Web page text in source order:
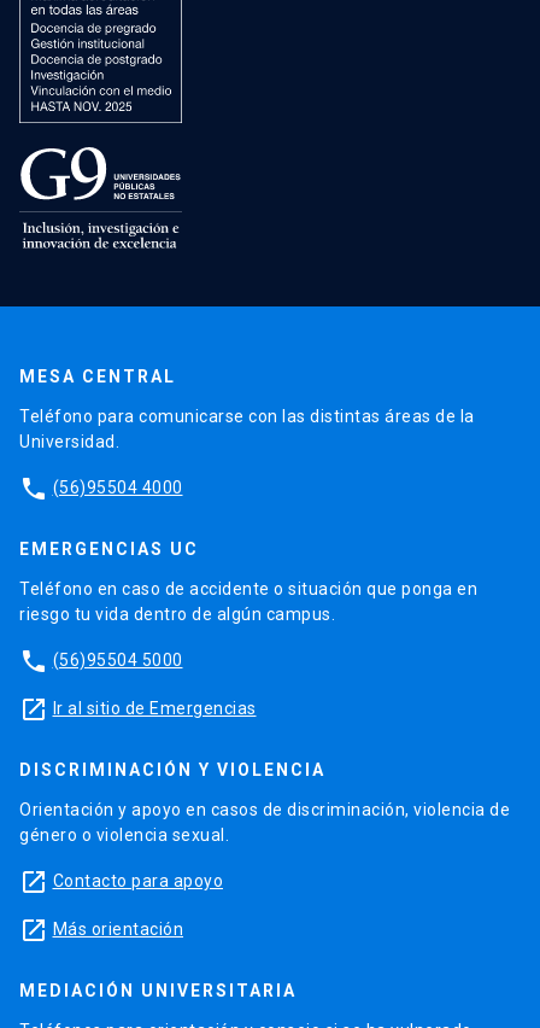
MESA CENTRAL
Teléfono para comunicarse con las distintas áreas de la
Universidad.
phone (56)95504 4000
EMERGENCIAS UC
Teléfono en caso de accidente o situación que ponga en
riesgo tu vida dentro de algún campus.
phone (56)95504 5000
launch Ir al sitio de Emergencias
DISCRIMINACIÓN Y VIOLENCIA
Orientación y apoyo en casos de discriminación, violencia de
género o violencia sexual.
launch Contacto para apoyo
launch Más orientación
MEDIACIÓN UNIVERSITARIA